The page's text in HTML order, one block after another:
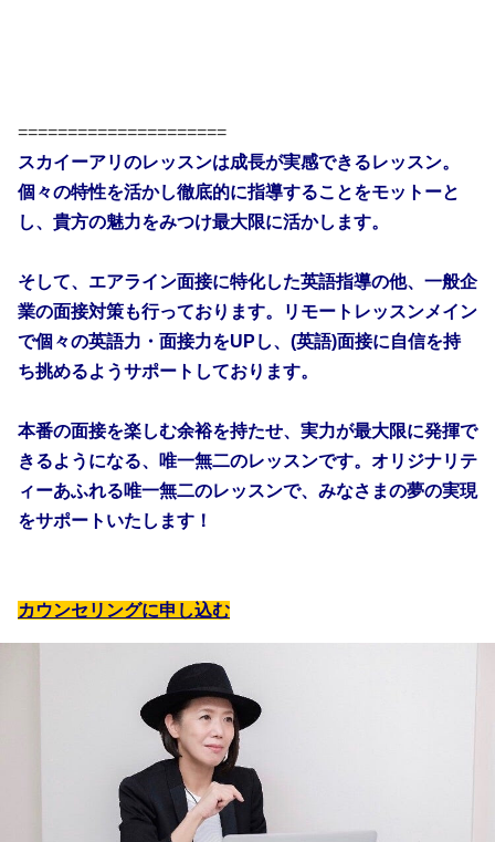
=====================
スカイーアリのレッスンは成長が実感できるレッスン。
個々の特性を活かし徹底的に指導することをモットーと
し、 貴方の魅力をみつけ最大限に活かします。
そして、エアライン面接に特化した英語指導の他、一般企
業の面接対策も行っております。
リモートレッスンメイン
で個々の英語力・面接力をUPし、(英語)面接に自信を持
ち挑めるようサポートしております。
本番の面接を楽しむ余裕を持たせ、 実力が最大限に発揮で
きるようになる、唯一無二のレッスンです。オリジナリテ
ィーあふれる唯一無二のレッスンで、 みなさまの夢の実現
をサポートいたします！
カウンセリングに申し込む